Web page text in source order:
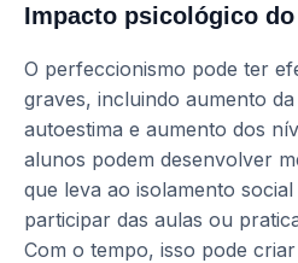
Impacto psicológico
O perfeccionismo pode ter
graves, incluindo aumento
autoestima e aumento dos
alunos podem desenvolver
que leva ao isolamento
participar das aulas ou
Com o tempo, isso pode